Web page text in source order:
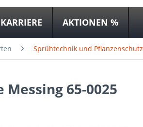
KARRIERE AKTIONEN %
Sprühtechnik und Pflanzenschutz
65-0025